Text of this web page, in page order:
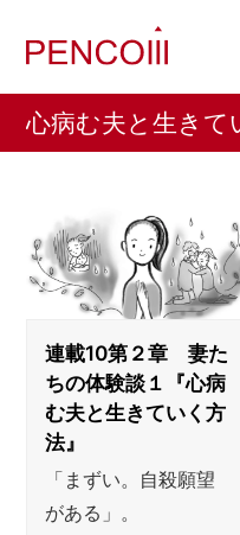
心病む夫と生きて
連載10第２章 妻た
ちの体験談１『心病
む夫と生きていく方
法』
「まずい。自殺願望
がある」。